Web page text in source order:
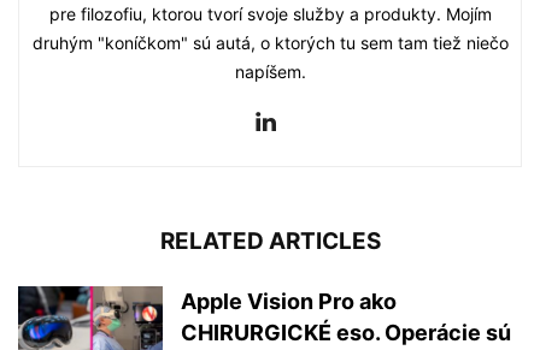
pre filozofiu, ktorou tvorí svoje služby a produkty. Mojím
druhým "koníčkom" sú autá, o ktorých tu sem tam tiež niečo
napíšem.
RELATED ARTICLES
Apple Vision Pro ako
CHIRURGICKÉ eso. Operácie sú